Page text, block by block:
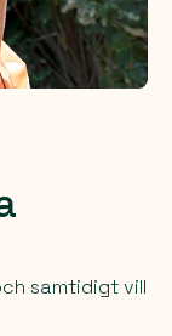
samtidigt vill